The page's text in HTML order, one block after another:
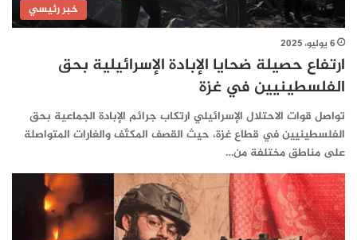
خبر رئيسي
6 يوليو، 2025
ارتفاع حصيلة ضحايا الإبادة الإسرائيلية بحق
الفلسطينيين في غزة
تواصل قوات الاحتلال الإسرائيلي ارتكاب جرائم الإبادة الجماعية بحق
الفلسطينيين في قطاع غزة، حيث القصف المكثّف والغارات المتواصلة
على مناطق مختلفة من…